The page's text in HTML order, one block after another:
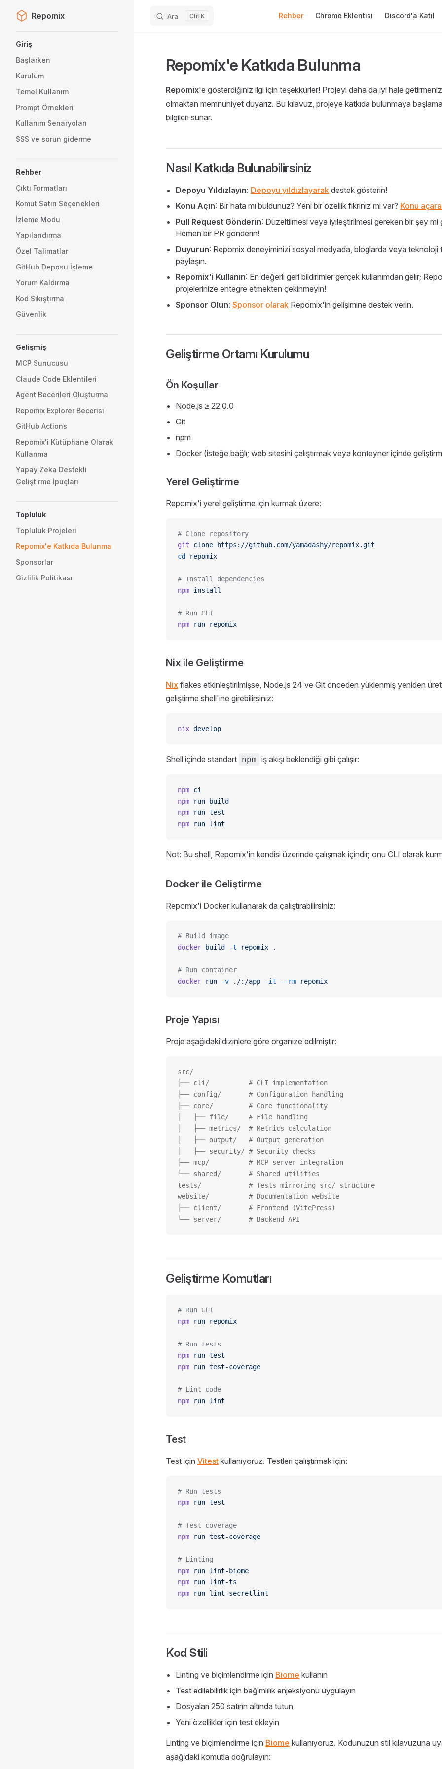
Skip to content
Repomix Ara K Rehber Chrome Eklentisi Discord'a Katıl
Giriş
Başlarken
Kurulum
Temel Kullanım
Prompt Örnekleri
Kullanım Senaryoları
SSS ve sorun giderme
Rehber
Çıktı Formatları
Komut Satırı Seçenekleri
İzleme Modu
Yapılandırma
Özel Talimatlar
GitHub Deposu İşleme
Yorum Kaldırma
Kod Sıkıştırma
Güvenlik
Gelişmiş
MCP Sunucusu
Claude Code Eklentileri
Agent Becerileri Oluşturma
Repomix Explorer Becerisi
GitHub Actions
Repomix'i Kütüphane Olarak
Kullanma
Yapay Zeka Destekli
Geliştirme İpuçları
Topluluk
Topluluk Projeleri
Repomix'e Katkıda Bulunma
Sponsorlar
Gizlilik Politikası
Repomix'e Katkıda Bulunma
Repomix'e gösterdiğiniz ilgi için teşekkürler! Projeyi daha da iyi hale
olmaktan memnuniyet duyarız. Bu kılavuz, projeye katkıda bulunmaya
bilgileri sunar.
Nasıl Katkıda Bulunabilirsiniz
Depoyu Yıldızlayın: Depoyu yıldızlayarak destek gösterin!
Konu Açın: Bir hata mı buldunuz? Yeni bir özellik fikriniz mi var? Konu
Pull Request Gönderin: Düzeltilmesi veya iyileştirilmesi gereken bir şey mi
Hemen bir PR gönderin!
Duyurun: Repomix deneyiminizi sosyal medyada, bloglarda veya teknoloji
paylaşın.
Repomix'i Kullanın: En değerli geri bildirimler gerçek kullanımdan gelir;
projelerinize entegre etmekten çekinmeyin!
Sponsor Olun: Sponsor olarak Repomix'in gelişimine destek verin.
Geliştirme Ortamı Kurulumu
Ön Koşullar
Node.js ≥ 22.0.0
Git
npm
Docker (isteğe bağlı; web sitesini çalıştırmak veya konteyner içinde
Yerel Geliştirme
Repomix'i yerel geliştirme için kurmak üzere:
# Clone repository
git clone https://github.com/yamadashy/repomix.git
cd
repomix
# Install dependencies
npm install
# Run CLI
npm run repomix
Nix ile Geliştirme
Nix flakes etkinleştirilmişse, Node.js 24 ve Git önceden yüklenmiş yeniden
geliştirme shell'ine girebilirsiniz:
nix develop
Shell içinde standart npm iş akışı beklendiği gibi çalışır:
npm ci
npm run build
npm run test
npm run lint
Not: Bu shell, Repomix'in kendisi üzerinde çalışmak içindir; onu CLI olarak
Docker ile Geliştirme
Repomix'i Docker kullanarak da çalıştırabilirsiniz:
# Build image
docker build -t repomix .
# Run container
docker run -v ./:/app -it --rm repomix
Proje Yapısı
Proje aşağıdaki dizinlere göre organize edilmiştir:
src/
├── cli/          # CLI implementation
├── config/       # Configuration handling
├── core/         # Core functionality
│   ├── file/     # File handling
│   ├── metrics/  # Metrics calculation
│   ├── output/   # Output generation
│   ├── security/ # Security checks
├── mcp/          # MCP server integration
└── shared/       # Shared utilities
tests/            # Tests mirroring src/ structure
website/          # Documentation website
├── client/       # Frontend (VitePress)
└── server/       # Backend API
Geliştirme Komutları
# Run CLI
npm run repomix
# Run tests
npm run test
npm run test-coverage
# Lint code
npm run lint
Test
Test için Vitest kullanıyoruz. Testleri çalıştırmak için:
# Run tests
npm run test
# Test coverage
npm run test-coverage
# Linting
npm run lint-biome
npm run lint-ts
npm run lint-secretlint
Kod Stili
Linting ve biçimlendirme için Biome kullanın
Test edilebilirlik için bağımlılık enjeksiyonu uygulayın
Dosyaları 250 satırın altında tutun
Yeni özellikler için test ekleyin
Linting ve biçimlendirme için Biome kullanıyoruz. Kodunuzun stil kılavuzuna
aşağıdaki komutla doğrulayın: